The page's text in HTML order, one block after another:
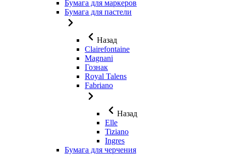
Бумага для маркеров
Бумага для пастели
Назад
Clairefontaine
Magnani
Гознак
Royal Talens
Fabriano
Назад
Elle
Tiziano
Ingres
Бумага для черчения